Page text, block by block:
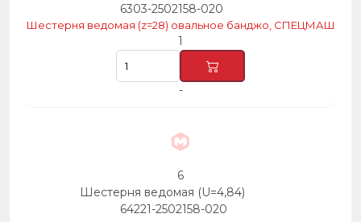
6303-2502158-020
Шестерня ведомая (z=28) овальное банджо, СПЕЦМАШ
1
-
6
Шестерня ведомая (U=4,84)
64221-2502158-020